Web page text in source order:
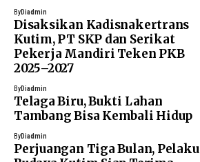
ByDiadmin
Disaksikan Kadisnakertrans
Kutim, PT SKP dan Serikat
Pekerja Mandiri Teken PKB
2025–2027
ByDiadmin
Telaga Biru, Bukti Lahan
Tambang Bisa Kembali Hidup
ByDiadmin
Perjuangan Tiga Bulan, Pelaku